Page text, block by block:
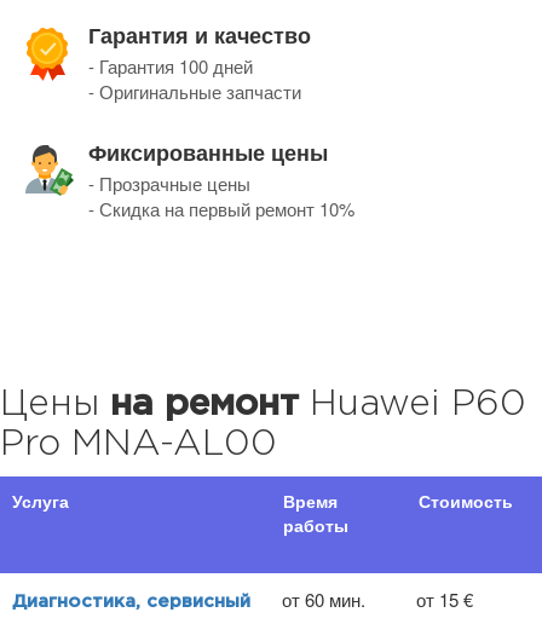
Гарантия и качество
- Гарантия 100 дней
- Оригинальные запчасти
Фиксированные цены
- Прозрачные цены
- Скидка на первый ремонт 10%
Цены на ремонтHuawei P60
Pro MNA-AL00
Услуга
Время
работы
Стоимость
Диагностика, сервисный
от 60 мин. от 15 €